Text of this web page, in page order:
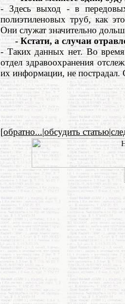
- Здесь выход - в
полиэтиленовых труб, как
Они служат значительно
- Кстати, а случаи
- Таких данных нет. Во
отдел здравоохранения
их информации, не пострадал.
[обратно...|обсудить статью|